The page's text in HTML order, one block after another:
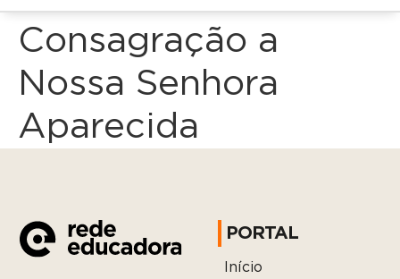
Consagração a
Nossa Senhora
Aparecida
PORTAL
Início